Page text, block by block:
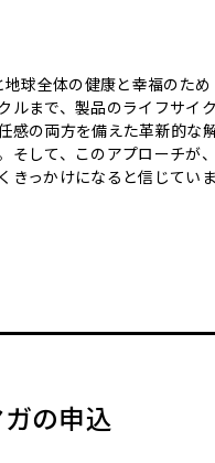
球全体の健康と幸福のため
ルまで、製品のライフサイ
感の両方を備えた革新的な
そして、このアプローチが
きっかけになると信じてい
ガの申込